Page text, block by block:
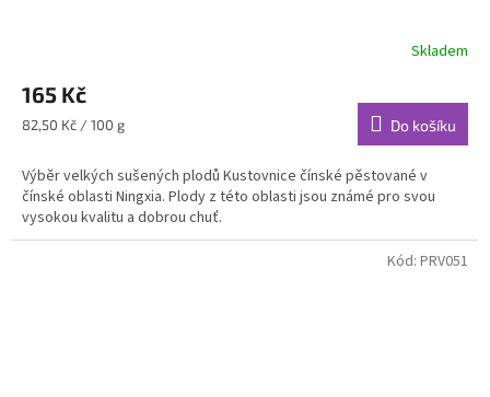
Skladem
165 Kč
Měrná
82,50 Kč / 100 g Do košíku
Výběr velkých sušených plodů Kustovnice čínské pěstované v
čínské oblasti Ningxia. Plody z této oblasti jsou známé pro svou
vysokou kvalitu a dobrou chuť.
Kód: PRV051